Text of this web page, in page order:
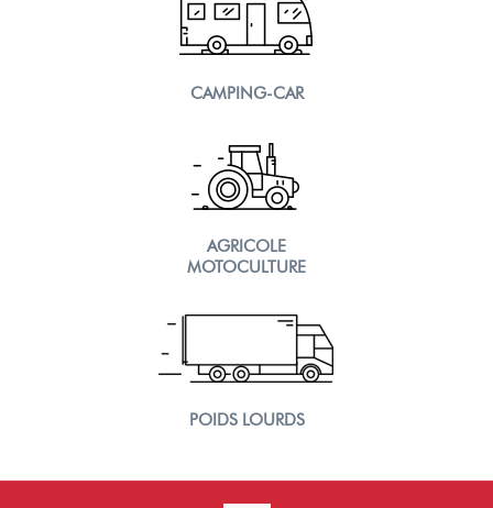
CAMPING-CAR
AGRICOLE
MOTOCULTURE
POIDS LOURDS